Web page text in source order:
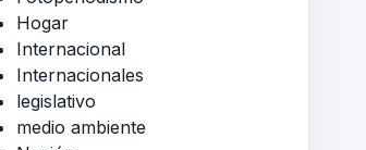
Hogar
Internacional
Internacionales
legislativo
medio ambiente